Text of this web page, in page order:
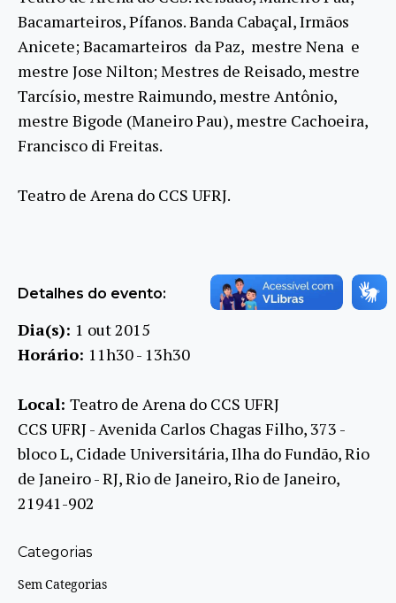
Bacamarteiros, Pífanos. Banda Cabaçal, Irmãos
Anicete; Bacamarteiros da Paz, mestre Nena e
mestre Jose Nilton; Mestres de Reisado, mestre
Tarcísio, mestre Raimundo, mestre Antônio,
mestre Bigode (Maneiro Pau), mestre Cachoeira,
Francisco di Freitas.
Teatro de Arena do CCS UFRJ.
Detalhes do evento:
Dia(s): 1 out 2015
Horário: 11h30 - 13h30
Local: Teatro de Arena do CCS UFRJ
CCS UFRJ - Avenida Carlos Chagas Filho, 373 -
bloco L, Cidade Universitária, Ilha do Fundão, Rio
de Janeiro - RJ, Rio de Janeiro, Rio de Janeiro,
21941-902
Categorias
Sem Categorias